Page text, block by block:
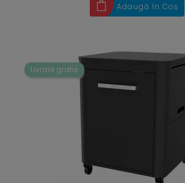
Adaugă în Coș
Livrare gratis